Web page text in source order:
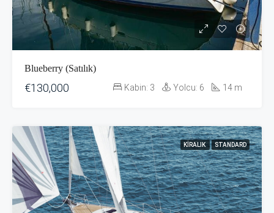
Blueberry (Satılık)
€130,000 Kabin: 3 Yolcu: 6 14 m
KIRALIK STANDARD